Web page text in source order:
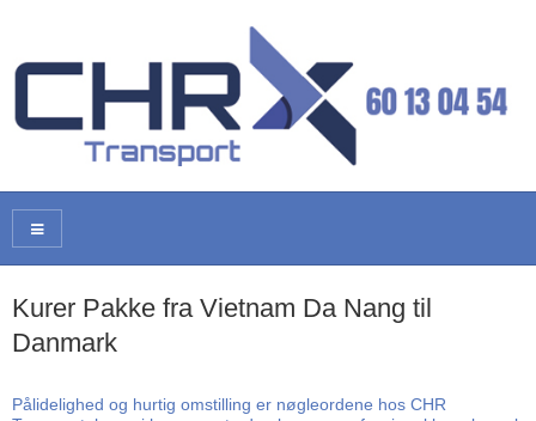
Kurer Pakke fra Vietnam Da Nang til
Danmark
Pålidelighed og hurtig omstilling er nøgleordene hos CHR